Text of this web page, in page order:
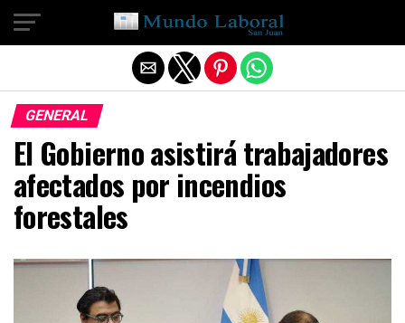
GENERAL
El Gobierno asistirá trabajadores
afectados por incendios
forestales
Salir de la versión móvil